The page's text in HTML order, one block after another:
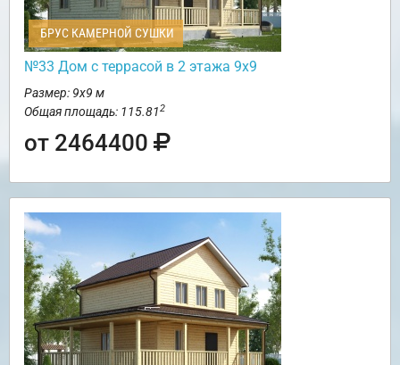
БРУС КАМЕРНОЙ СУШКИ
№33 Дом с террасой в 2 этажа 9х9
Размер: 9х9 м
Общая площадь: 115.812
от 2464400